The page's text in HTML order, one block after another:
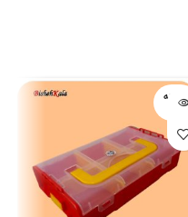
فروخته
شده